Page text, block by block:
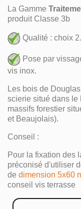
La Gamme
produit Classe 3b
Qualité : choix 2.
Pose par
vis inox.
Les bois de
scierie situé dans le
massifs forestier
et Beaujolais).
Conseil :
Pour la fixation des
préconisé d'utiliser
de dimension 5x60
conseil vis terrasse